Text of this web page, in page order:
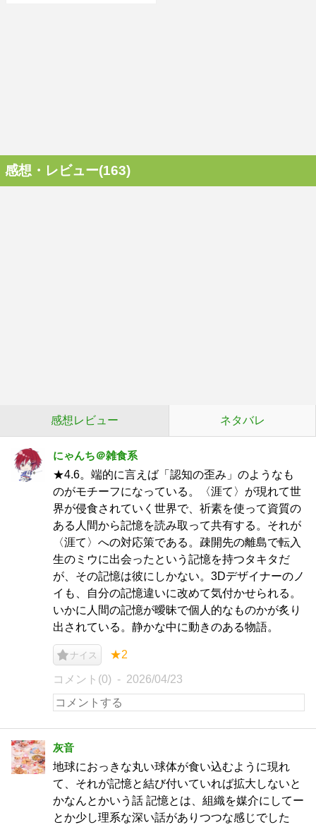
感想・レビュー(163)
感想レビュー ネタバレ
にゃんち＠雑食系
★4.6。端的に言えば「認知の歪み」のようなも
のがモチーフになっている。〈涯て〉が現れて世
界が侵食されていく世界で、祈素を使って資質の
ある人間から記憶を読み取って共有する。それが
〈涯て〉への対応策である。疎開先の離島で転入
生のミウに出会ったという記憶を持つタキタだ
が、その記憶は彼にしかない。3Dデザイナーのノ
イも、自分の記憶違いに改めて気付かせられる。
いかに人間の記憶が曖昧で個人的なものかが炙り
出されている。静かな中に動きのある物語。
ナイス ★2
コメント(0) 2026/04/23
灰音
地球におっきな丸い球体が食い込むように現れ
て、それが記憶と結び付いていれば拡大しないと
かなんとかいう話 記憶とは、組織を媒介にしてー
とか少し理系な深い話がありつつな感じでした